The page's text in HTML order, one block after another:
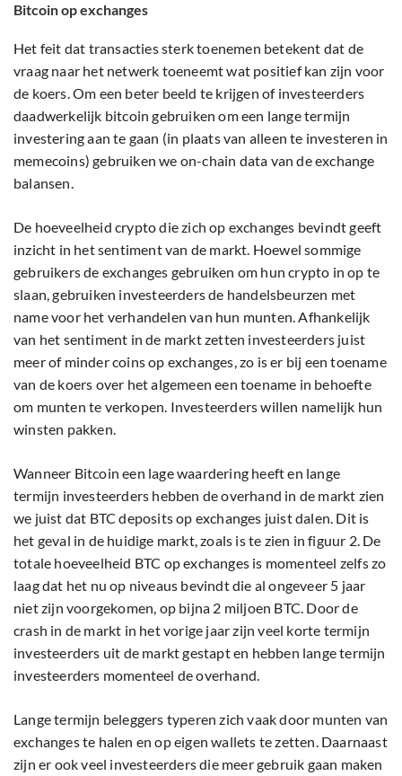
Bitcoin op exchanges
Het feit dat transacties sterk toenemen betekent dat de
vraag naar het netwerk toeneemt wat positief kan zijn voor
de koers. Om een beter beeld te krijgen of investeerders
daadwerkelijk bitcoin gebruiken om een lange termijn
investering aan te gaan (in plaats van alleen te investeren in
memecoins) gebruiken we on-chain data van de exchange
balansen.
De hoeveelheid crypto die zich op exchanges bevindt geeft
inzicht in het sentiment van de markt. Hoewel sommige
gebruikers de exchanges gebruiken om hun crypto in op te
slaan, gebruiken investeerders de handelsbeurzen met
name voor het verhandelen van hun munten. Afhankelijk
van het sentiment in de markt zetten investeerders juist
meer of minder coins op exchanges, zo is er bij een toename
van de koers over het algemeen een toename in behoefte
om munten te verkopen. Investeerders willen namelijk hun
winsten pakken.
Wanneer Bitcoin een lage waardering heeft en lange
termijn investeerders hebben de overhand in de markt zien
we juist dat BTC deposits op exchanges juist dalen. Dit is
het geval in de huidige markt, zoals is te zien in figuur 2. De
totale hoeveelheid BTC op exchanges is momenteel zelfs zo
laag dat het nu op niveaus bevindt die al ongeveer 5 jaar
niet zijn voorgekomen, op bijna 2 miljoen BTC. Door de
crash in de markt in het vorige jaar zijn veel korte termijn
investeerders uit de markt gestapt en hebben lange termijn
investeerders momenteel de overhand.
Lange termijn beleggers typeren zich vaak door munten van
exchanges te halen en op eigen wallets te zetten. Daarnaast
zijn er ook veel investeerders die meer gebruik gaan maken